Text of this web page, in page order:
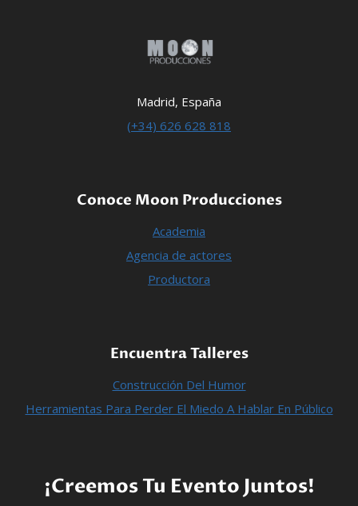
Madrid, España
(+34) 626 628 818
Conoce Moon Producciones
Academia
Agencia de actores
Productora
Encuentra Talleres
Construcción Del Humor
Herramientas Para Perder El Miedo A Hablar En Público
¡Creemos Tu Evento Juntos!